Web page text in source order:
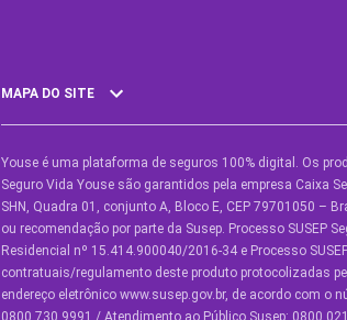
MAPA DO SITE
SEGUROS
Seguro Auto
Seguro Auto para Terceiros
Seguro por Marcas de Carro
OUTROS
Youse
Clube de
Clube de
Youse é uma plataforma de seguros 100% digital. Os
Seguro Vida Youse são garantidos pela empresa Caixa
SHN, Quadra 01, conjunto A, Bloco E, CEP 79701050 –
ou recomendação por parte da Susep. Processo SUSEP
Residencial nº 15.414.900040/2016-34 e Processo
contratuais/regulamento deste produto protocolizadas
endereço eletrônico www.susep.gov.br, de acordo com
0800.730.9991 / Atendimento ao Público Susep: